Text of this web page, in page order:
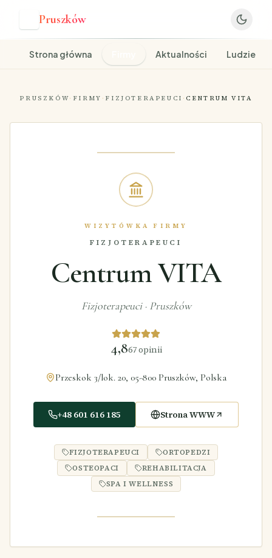
Pruszków
Strona główna Aktualności Ludzie
PRUSZKÓW· FIRMY · FIZJOTERAPEUCI · CENTRUM VITA
WIZYTÓWKA FIRMY
FIZJOTERAPEUCI
Centrum VITA
Fizjoterapeuci· Pruszków
4,867opinii
Przeskok 3/lok. 20, 05-800 Pruszków, Polska
+48 601 616 185 Strona WWW
FIZJOTERAPEUCI
ORTOPEDZI
OSTEOPACI
REHABILITACJA
SPA I WELLNESS